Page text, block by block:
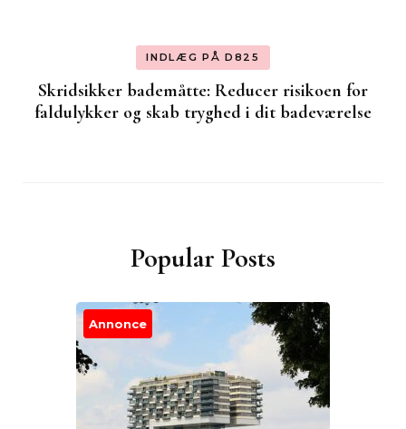
INDLÆG PÅ D825
Skridsikker bademåtte: Reducer risikoen for
faldulykker og skab tryghed i dit badeværelse
Popular Posts
Annonce